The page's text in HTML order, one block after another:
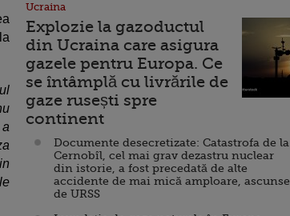
Ucraina
Explozie la gazoductul
din Ucraina care asigura
gazele pentru Europa. Ce
se întâmplă cu livrările de
gaze rusești spre
continent
Documente desecretizate: Catastrofa de la
Cernobîl, cel mai grav dezastru nuclear
din istorie, a fost precedată de alte
accidente de mai mică amploare, ascunse
de URSS